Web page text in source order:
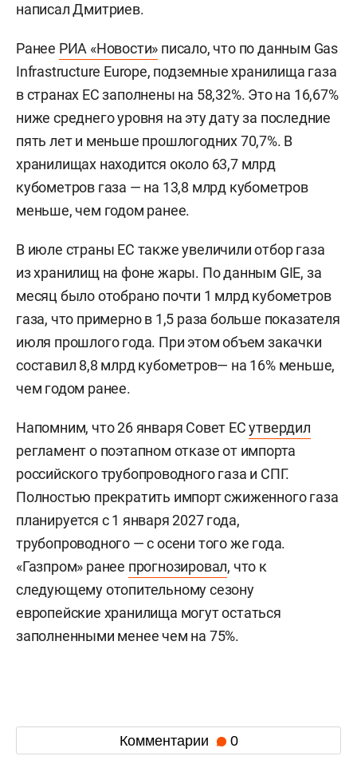
написал Дмитриев.
Ранее РИА «Новости» писало, что по данным Gas
Infrastructure Europe, подземные хранилища газа
в странах ЕС заполнены на 58,32%. Это на 16,67%
ниже среднего уровня на эту дату за последние
пять лет и меньше прошлогодних 70,7%. В
хранилищах находится около 63,7 млрд
кубометров газа — на 13,8 млрд кубометров
меньше, чем годом ранее.
В июле страны ЕС также увеличили отбор газа
из хранилищ на фоне жары. По данным GIE, за
месяц было отобрано почти 1 млрд кубометров
газа, что примерно в 1,5 раза больше показателя
июля прошлого года. При этом объем закачки
составил 8,8 млрд кубометров— на 16% меньше,
чем годом ранее.
Напомним, что 26 января Совет ЕСутвердил
регламент о поэтапном отказе от импорта
российского трубопроводного газа и СПГ.
Полностью прекратить импорт сжиженного газа
планируется с 1 января 2027 года,
трубопроводного — с осени того же года.
«Газпром» ранее прогнозировал, что к
следующему отопительному сезону
европейские хранилища могут остаться
заполненными менее чем на 75%.
Комментарии 0